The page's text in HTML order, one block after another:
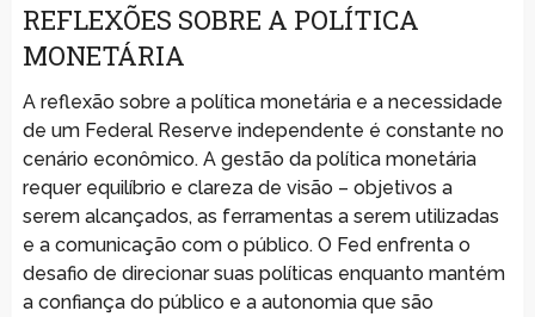
REFLEXÕES SOBRE A POLÍTICA
MONETÁRIA
A reflexão sobre a política monetária e a necessidade
de um Federal Reserve independente é constante no
cenário econômico. A gestão da política monetária
requer equilíbrio e clareza de visão – objetivos a
serem alcançados, as ferramentas a serem utilizadas
e a comunicação com o público. O Fed enfrenta o
desafio de direcionar suas políticas enquanto mantém
a confiança do público e a autonomia que são